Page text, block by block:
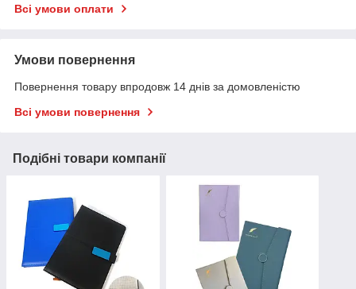
Всі умови оплати
Умови повернення
Повернення товару впродовж 14 днів за домовленістю
Всі умови повернення
Подібні товари компанії